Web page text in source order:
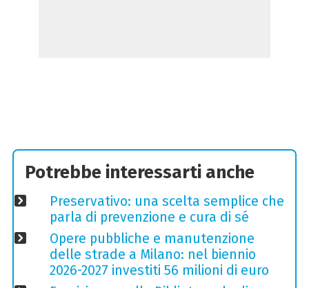
Potrebbe interessarti anche
Preservativo: una scelta semplice che
parla di prevenzione e cura di sé
Opere pubbliche e manutenzione
delle strade a Milano: nel biennio
2026-2027 investiti 56 milioni di euro